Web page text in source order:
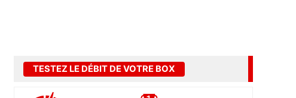
TESTEZ LE DÉBIT DE VOTRE BOX